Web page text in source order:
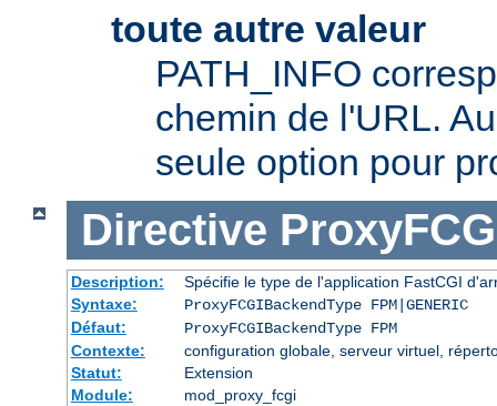
toute autre valeur
PATH_INFO
chemin de l'URL.
seule option pour
Directive
Description:
Spécifie le type de l'application FastCGI
Syntaxe:
ProxyFCGIBackendType FPM|GENERIC
Défaut:
ProxyFCGIBackendType FPM
Contexte:
configuration globale, serveur virtuel,
Statut:
Extension
Module:
mod_proxy_fcgi